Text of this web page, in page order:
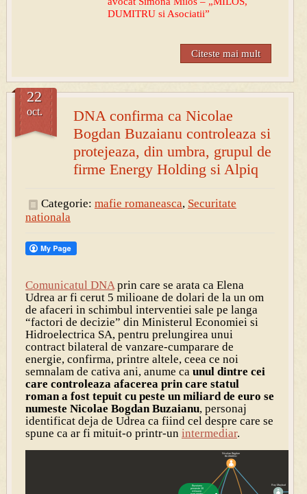
DUMITRU si Asociatii”
Citeste mai mult
DNA confirma ca Nicolae
Bogdan Buzaianu controleaza si
protejeaza, din umbra, grupul de
firme Energy Holding si Alpiq
22
oct.
Categorie: mafie romaneasca, Securitate
nationala
Comunicatul DNAprin care se arata ca Elena
Udrea ar fi cerut 5 milioane de dolari de la un om
de afaceri in schimbul interventiei sale pe langa
“factori de decizie” din Ministerul Economiei si
Hidroelectrica SA, pentru prelungirea unui
contract bilateral de vanzare-cumparare de
energie, confirma, printre altele, ceea ce noi
semnalam de cativa ani, anume ca unul dintre cei
care controleaza afacerea prin care statul
roman a fost tepuit cu peste un miliard de euro se
numeste Nicolae Bogdan Buzaianu, personaj
identificat deja de Udrea ca fiind cel despre care se
spune ca ar fi mituit-o printr-un intermediar.